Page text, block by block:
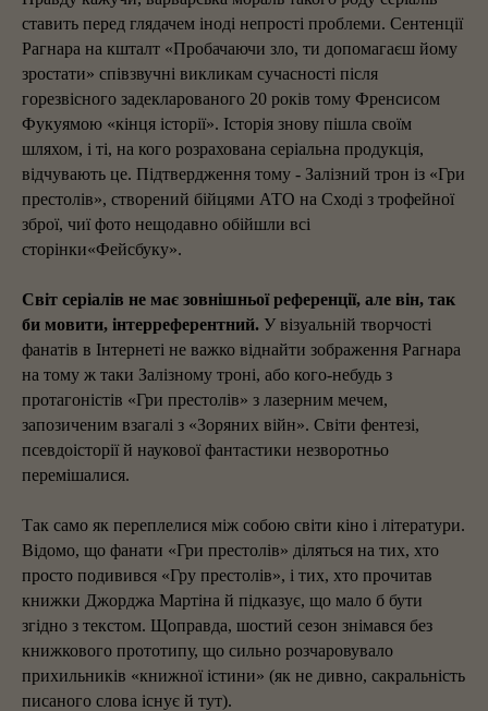
ставить перед глядачем іноді непрості проблеми. Сентенції
Рагнара на кшталт «Пробачаючи зло, ти допомагаєш йому
зростати» співзвучні викликам сучасності після
горезвісного задекларованого 20 років тому Френсисом
Фукуямою «кінця історії». Історія знову пішла своїм
шляхом, і ті, на кого розрахована серіальна продукція,
відчувають це. Підтвердження тому - Залізний трон із «Гри
престолів», створений бійцями АТО на Сході з трофейної
зброї, чиї фото нещодавно обійшли всі
сторінки«Фейсбуку».
Світ серіалів не має зовнішньої референції, але він, так
би мовити, інтерреферентний. У візуальній творчості
фанатів в Інтернеті не важко віднайти зображення Рагнара
на тому ж таки Залізному троні, або кого-небудь з
протагоністів «Гри престолів» з лазерним мечем,
запозиченим взагалі з «Зоряних війн». Світи фентезі,
псевдоісторії й наукової фантастики незворотньо
перемішалися.
Так само як переплелися між собою світи кіно і літератури.
Відомо, що фанати «Гри престолів» діляться на тих, хто
просто подивився «Гру престолів», і тих, хто прочитав
книжки Джорджа Мартіна й підказує, що мало б бути
згідно з текстом. Щоправда, шостий сезон знімався без
книжкового прототипу, що сильно розчаровувало
прихильників «книжної істини» (як не дивно, сакральність
писаного слова існує й тут).